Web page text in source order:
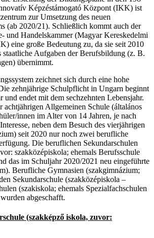
Képzéstámogató Központ (IKK) ist
zur Umsetzung des neuen
(ab 2020/21). Schließlich kommt auch der
und Handelskammer (Magyar Kereskedelmi
eine große Bedeutung zu, da sie seit 2010
staatliche Aufgaben der Berufsbildung (z. B.
übernimmt.
zeichnet sich durch eine hohe
zehnjährige Schulpflicht in Ungarn beginnt
und endet mit dem sechzehnten Lebensjahr.
achtjährigen Allgemeinen Schule (általános
innen im Alter von 14 Jahren, je nach
neben dem Besuch des vierjährigen
seit 2020 nur noch zwei berufliche
Die beruflichen Sekundarschulen
szakközépiskola; ehemals Berufsschule
das im Schuljahr 2020/2021 neu eingeführte
Berufliche Gymnasien (szakgimnázium;
Sekundarschule (szakközépiskola –
(szakiskola; ehemals Spezialfachschulen
abgeschafft.
(szakképző iskola, zuvor: